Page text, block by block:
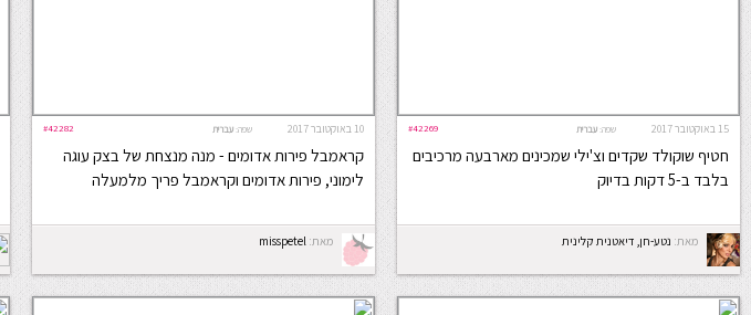
15 באוקטובר 2017 #42269 שפה: עברית
חטיף שוקולד שקדים וצ'ילי שמכינים מארבעה מרכיבים
בלבד ב-5 דקות בדיוק
מאת: נטע-חן, דיאטנית קלינית
10 באוקטובר 2017 #42282 שפה: עברית
קראמבל פירות אדומים - מנה מנצחת של בצק עוגה
לימוני, פירות אדומים וקראמבל פריך מלמעלה
מאת: misspetel